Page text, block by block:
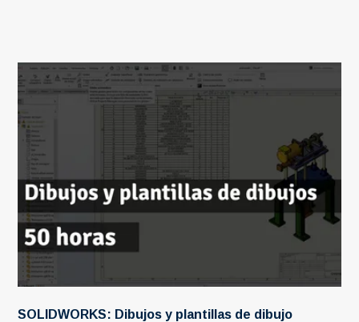
SOLIDWORKS: Dibujos y plantillas de dibujo